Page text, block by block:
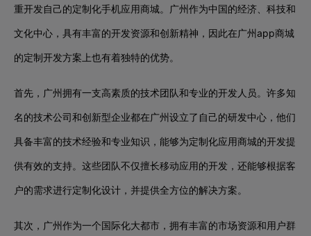
重开发自己的定制化手机应用商城。广州作为中国的经济、科技和
文化中心，具有丰富的开发资源和创新精神，因此在广州app商城
的定制开发方案上也有着独特的优势。
首先，广州拥有一支高素质的技术团队和专业的开发人员。许多知
名的技术公司和创新型企业都在广州设立了自己的研发中心，他们
具备丰富的技术经验和专业知识，能够为定制化应用商城的开发提
供有效的支持。这些团队不仅擅长移动应用的开发，还能够根据客
户的需求进行定制化设计，并提供全方位的解决方案。
其次，广州作为一个国际化大都市，拥有丰富的市场资源和用户群